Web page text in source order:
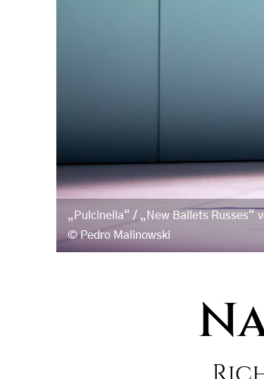
„Pulcinella“ / „New Ballets Russes“
Pedro Malinowski